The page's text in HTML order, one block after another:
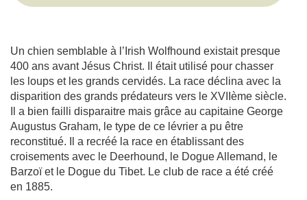
Un chien semblable à l’Irish Wolfhound existait presque
400 ans avant Jésus Christ. Il était utilisé pour chasser
les loups et les grands cervidés. La race déclina avec la
disparition des grands prédateurs vers le XVIIème siècle.
Il a bien failli disparaitre mais grâce au capitaine George
Augustus Graham, le type de ce lévrier a pu être
reconstitué. Il a recréé la race en établissant des
croisements avec le Deerhound, le Dogue Allemand, le
Barzoï et le Dogue du Tibet. Le club de race a été créé
en 1885.